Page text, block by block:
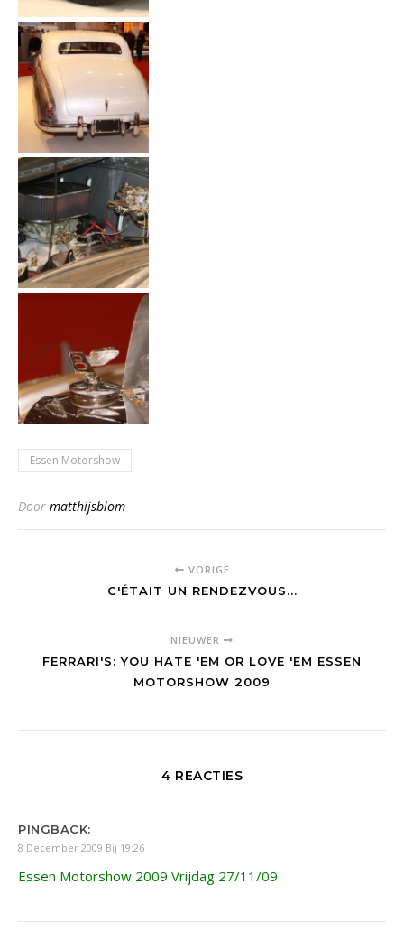
Essen Motorshow
Door matthijsblom
VORIGE
C'ÉTAIT UN RENDEZVOUS...
NIEUWER
FERRARI'S: YOU HATE 'EM OR LOVE 'EM ESSEN
MOTORSHOW 2009
4 REACTIES
PINGBACK:
8 December 2009 Bij 19:26
Essen Motorshow 2009 Vrijdag 27/11/09